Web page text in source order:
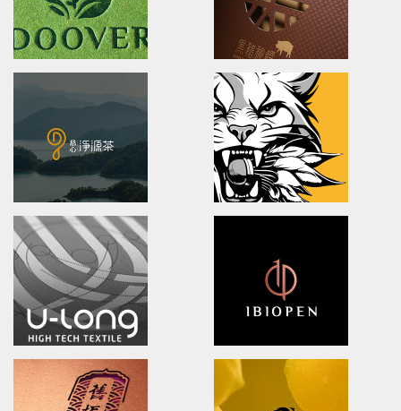
XueHuaZhai
brand identity/logo design/packaging
雪花齋豐原餅舖/品牌形象識別/包裝設計
OPPO MEDICAL
Advertising/Poster Design/
歐柏醫療/全球主視覺/產品策略/海
DOOVER
Brand Identity.Packaging.Logo design.
茶裡藏醫/品牌策略/包裝設計/品牌識別
logo Design/Packaging
黑橋牌黑豬秘饌/產品識別/包裝設
Ching Yuan tea
brand identity/logo design/packaging
NA LIAN
brand identity/logo design